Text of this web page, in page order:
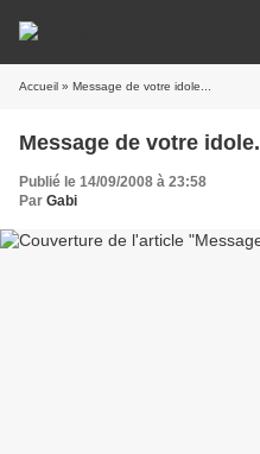
Accueil » Message de votre idole...
Message de votre
Publié le 14/09/2008 à 23:58
Par Gabi